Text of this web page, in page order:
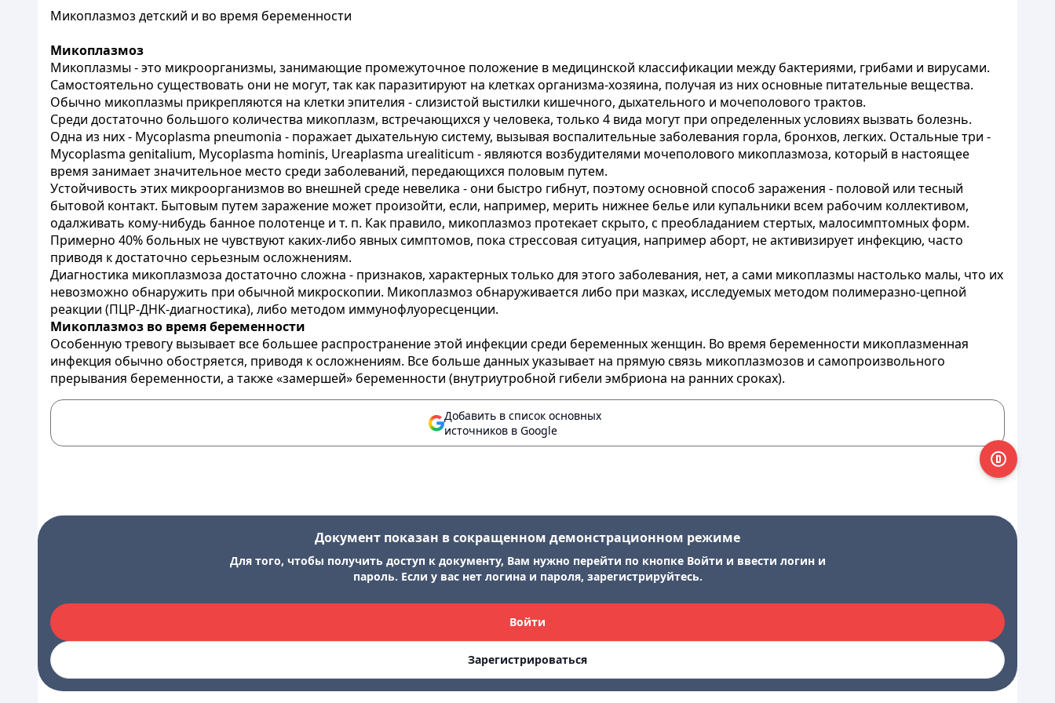
Микоплазмоз детский и во время беременности
Микоплазмоз
Микоплазмы - это микроорганизмы, занимающие промежуточное положение в медицинской классификации между бактериями, грибами и вирусами.
Самостоятельно существовать они не могут, так как паразитируют на клетках организма-хозяина, получая из них основные питательные вещества.
Обычно микоплазмы прикрепляются на клетки эпителия - слизистой выстилки кишечного, дыхательного и мочеполового трактов.
Среди достаточно большого количества микоплазм, встречающихся у человека, только 4 вида могут при определенных условиях вызвать болезнь.
Одна из них - Mycoplasma pneumonia - поражает дыхательную систему, вызывая воспалительные заболевания горла, бронхов, легких. Остальные три -
Mycoplasma genitalium, Mycoplasma hominis, Ureaplasma urealiticum - являются возбудителями мочеполового микоплазмоза, который в настоящее
время занимает значительное место среди заболеваний, передающихся половым путем.
Устойчивость этих микроорганизмов во внешней среде невелика - они быстро гибнут, поэтому основной способ заражения - половой или тесный
бытовой контакт. Бытовым путем заражение может произойти, если, например, мерить нижнее белье или купальники всем рабочим коллективом,
одалживать кому-нибудь банное полотенце и т. п. Как правило, микоплазмоз протекает скрыто, с преобладанием стертых, малосимптомных форм.
Примерно 40% больных не чувствуют каких-либо явных симптомов, пока стрессовая ситуация, например аборт, не активизирует инфекцию, часто
приводя к достаточно серьезным осложнениям.
Диагностика микоплазмоза достаточно сложна - признаков, характерных только для этого заболевания, нет, а сами микоплазмы настолько малы, что их
невозможно обнаружить при обычной микроскопии. Микоплазмоз обнаруживается либо при мазках, исследуемых методом полимеразно-цепной
реакции (ПЦР-ДНК-диагностика), либо методом иммунофлуоресценции.
Микоплазмоз во время беременности
Особенную тревогу вызывает все большее распространение этой инфекции среди беременных женщин. Во время беременности микоплазменная
инфекция обычно обостряется, приводя к осложнениям. Все больше данных указывает на прямую связь микоплазмозов и самопроизвольного
прерывания беременности, а также «замершей» беременности (внутриутробной гибели эмбриона на ранних сроках).
Добавить в список основных
источников в Google
Документ показан в сокращенном демонстрационном режиме
Для того, чтобы получить доступ к документу, Вам нужно перейти по кнопке Войти и ввести логин и
пароль. Если у вас нет логина и пароля, зарегистрируйтесь.
Войти
Зарегистрироваться